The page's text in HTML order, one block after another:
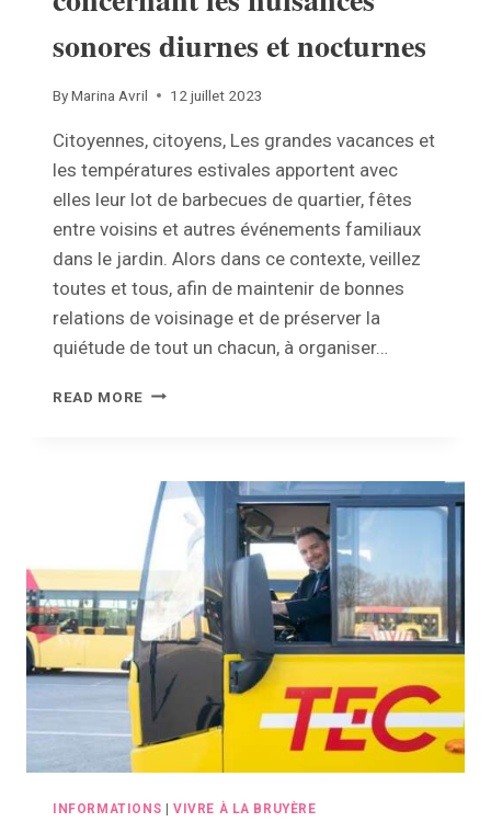
sonores diurnes et nocturnes
ByMarina Avril 12 juillet 2023
Citoyennes, citoyens, Les grandes vacances et
les températures estivales apportent avec
elles leur lot de barbecues de quartier, fêtes
entre voisins et autres événements familiaux
dans le jardin. Alors dans ce contexte, veillez
toutes et tous, afin de maintenir de bonnes
relations de voisinage et de préserver la
quiétude de tout un chacun, à organiser…
READ MORE SAISON
RAPPEL
CONCERNANT
LES
NUISANCES
SONORES
DIURNES
ET
NOCTURNES
INFORMATIONS VIVRE À LA BRUYÈRE